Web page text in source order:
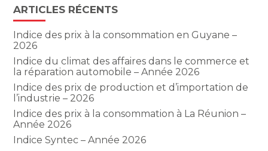
ARTICLES RÉCENTS
Indice des prix à la consommation en Guyane –
2026
Indice du climat des affaires dans le commerce et
la réparation automobile – Année 2026
Indice des prix de production et d’importation de
l’industrie – 2026
Indice des prix à la consommation à La Réunion –
Année 2026
Indice Syntec – Année 2026